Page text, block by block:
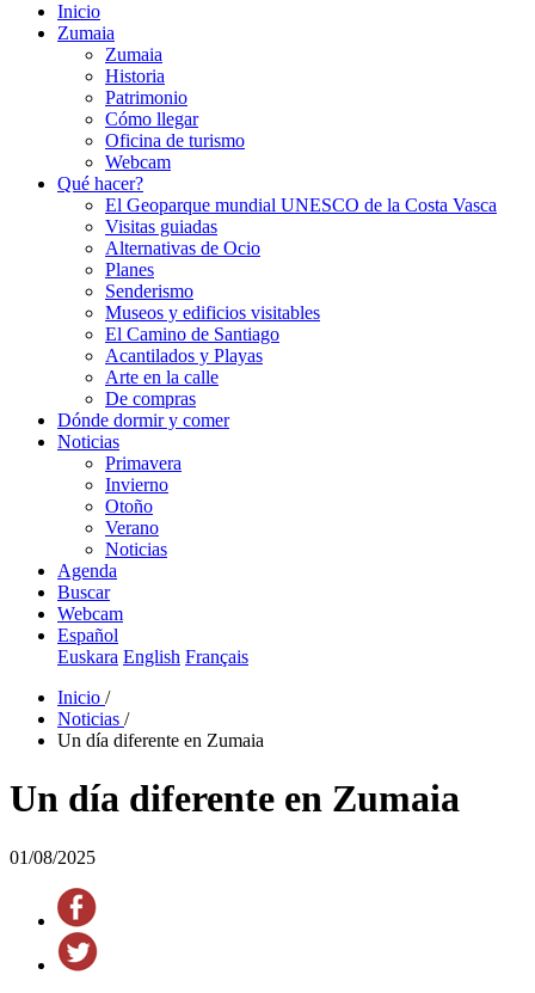
Inicio
Zumaia
Zumaia
Historia
Patrimonio
Cómo llegar
Oficina de turismo
Webcam
Qué hacer?
El Geoparque mundial UNESCO de la Costa Vasca
Visitas guiadas
Alternativas de Ocio
Planes
Senderismo
Museos y edificios visitables
El Camino de Santiago
Acantilados y Playas
Arte en la calle
De compras
Dónde dormir y comer
Noticias
Primavera
Invierno
Otoño
Verano
Noticias
Agenda
Buscar
Webcam
Español
Euskara English Français
Inicio /
Noticias /
Un día diferente en Zumaia
Un día diferente en Zumaia
01/08/2025